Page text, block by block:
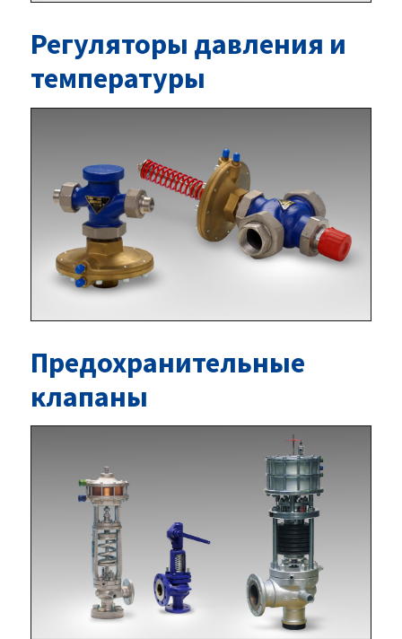
Регуляторы давления и
температуры
Предохранительные
клапаны